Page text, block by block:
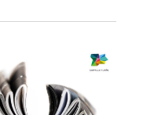
and
Views